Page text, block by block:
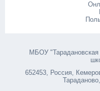
МБОУ "Тарадановская
652453, Россия,